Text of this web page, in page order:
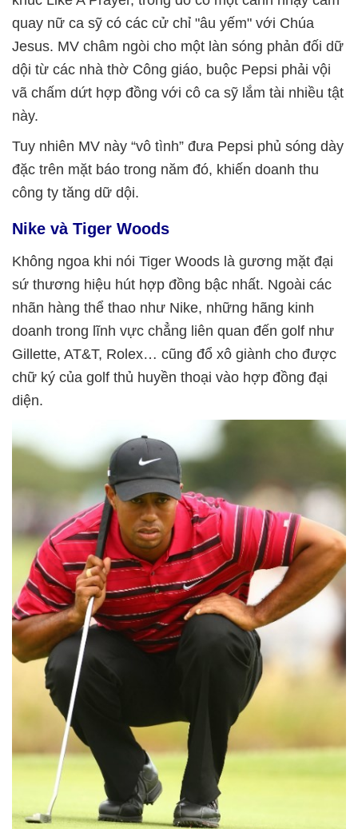
quay nữ ca sỹ có các cử chỉ "âu yếm" với Chúa
Jesus. MV châm ngòi cho một làn sóng phản đối dữ
dội từ các nhà thờ Công giáo, buộc Pepsi phải vội
vã chấm dứt hợp đồng với cô ca sỹ lắm tài nhiều tật
này.
Tuy nhiên MV này “vô tình” đưa Pepsi phủ sóng dày
đặc trên mặt báo trong năm đó, khiến doanh thu
công ty tăng dữ dội.
Nike và Tiger Woods
Không ngoa khi nói Tiger Woods là gương mặt đại
sứ thương hiệu hút hợp đồng bậc nhất. Ngoài các
nhãn hàng thể thao như Nike, những hãng kinh
doanh trong lĩnh vực chẳng liên quan đến golf như
Gillette, AT&T, Rolex… cũng đổ xô giành cho được
chữ ký của golf thủ huyền thoại vào hợp đồng đại
diện.